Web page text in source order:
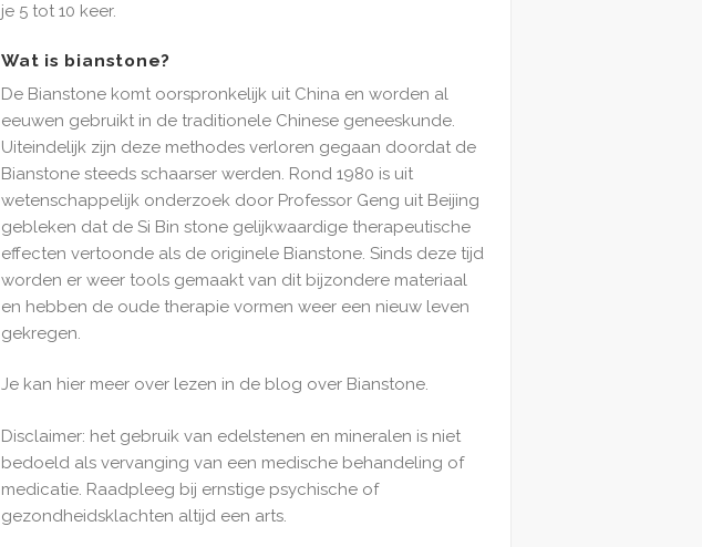
je 5 tot 10 keer.
Wat is bianstone?
De Bianstone komt oorspronkelijk uit China en worden al
eeuwen gebruikt in de traditionele Chinese geneeskunde.
Uiteindelijk zijn deze methodes verloren gegaan doordat de
Bianstone steeds schaarser werden. Rond 1980 is uit
wetenschappelijk onderzoek door Professor Geng uit Beijing
gebleken dat de Si Bin stone gelijkwaardige therapeutische
effecten vertoonde als de originele Bianstone. Sinds deze tijd
worden er weer tools gemaakt van dit bijzondere materiaal
en hebben de oude therapie vormen weer een nieuw leven
gekregen.
Je kan hier meer over lezen in de blog over Bianstone.
Disclaimer: het gebruik van edelstenen en mineralen is niet
bedoeld als vervanging van een medische behandeling of
medicatie. Raadpleeg bij ernstige psychische of
gezondheidsklachten altijd een arts.